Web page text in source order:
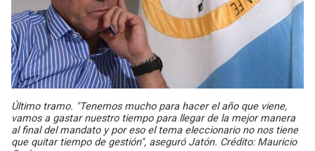
Último tramo. "Tenemos mucho para hacer el año que viene,
vamos a gastar nuestro tiempo para llegar de la mejor manera
al final del mandato y por eso el tema eleccionario no nos tiene
que quitar tiempo de gestión", aseguró Jatón. Crédito: Mauricio